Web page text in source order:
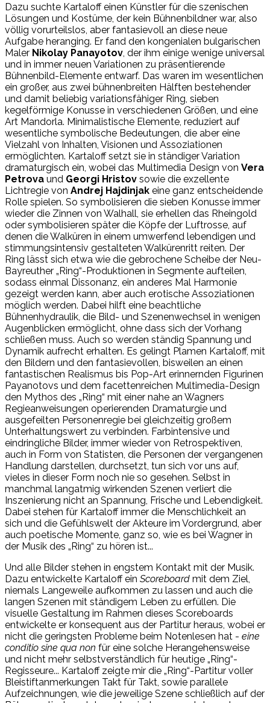
Dazu suchte Kartaloff einen Künstler für die szenischen
Lösungen und Kostüme, der kein Bühnenbildner war, also
völlig vorurteilslos, aber fantasievoll an diese neue
Aufgabe heranging. Er fand den kongenialen bulgarischen
Maler Nikolay Panayotov , der ihm einige wenige universal
und in immer neuen Variationen zu präsentierende
Bühnenbild-Elemente entwarf. Das waren im wesentlichen
ein großer, aus zwei bühnenbreiten Hälften bestehender
und damit beliebig variationsfähiger Ring, sieben
kegelförmige Konusse in verschiedenen Größen, und eine
Art Mandorla. Minimalistische Elemente, reduziert auf
wesentliche symbolische Bedeutungen, die aber eine
Vielzahl von Inhalten, Visionen und Assoziationen
ermöglichten. Kartaloff setzt sie in ständiger Variation
dramaturgisch ein, wobei das Multimedia Design von Vera
Petrova und Georgi Hristov sowie die exzellente
Lichtregie von Andrej Hajdinjak eine ganz entscheidende
Rolle spielen. So symbolisieren die sieben Konusse immer
wieder die Zinnen von Walhall, sie erhellen das Rheingold
oder symbolisieren später die Köpfe der Luftrosse, auf
denen die Walküren in einem umwerfend lebendigen und
stimmungsintensiv gestalteten Walkürenritt reiten. Der
Ring lässt sich etwa wie die gebrochene Scheibe der Neu-
Bayreuther „Ring“-Produktionen in Segmente aufteilen,
sodass einmal Dissonanz, ein anderes Mal Harmonie
gezeigt werden kann, aber auch erotische Assoziationen
möglich werden. Dabei hilft eine beachtliche
Bühnenhydraulik, die Bild- und Szenenwechsel in wenigen
Augenblicken ermöglicht, ohne dass sich der Vorhang
schließen muss. Auch so werden ständig Spannung und
Dynamik aufrecht erhalten. Es gelingt Plamen Kartaloff, mit
den Bildern und den fantasievollen, bisweilen an einen
fantastischen Realismus bis Pop-Art erinnernden Figurinen
Payanotovs und dem facettenreichen Multimedia-Design
den Mythos des „Ring“ mit einer nahe an Wagners
Regieanweisungen operierenden Dramaturgie und
ausgefeilten Personenregie bei gleichzeitig großem
Unterhaltungswert zu verbinden. Farbintensive und
eindringliche Bilder, immer wieder von Retrospektiven,
auch in Form von Statisten, die Personen der vergangenen
Handlung darstellen, durchsetzt, tun sich vor uns auf,
vieles in dieser Form noch nie so gesehen. Selbst in
manchmal langatmig wirkenden Szenen verliert die
Inszenierung nicht an Spannung, Frische und Lebendigkeit.
Dabei stehen für Kartaloff immer die Menschlichkeit an
sich und die Gefühlswelt der Akteure im Vordergrund, aber
auch poetische Momente, ganz so, wie es bei Wagner in
der Musik des „Ring“ zu hören ist...
Und alle Bilder stehen in engstem Kontakt mit der Musik.
Dazu entwickelte Kartaloff ein Scoreboard mit dem Ziel,
niemals Langeweile aufkommen zu lassen und auch die
langen Szenen mit ständigem Leben zu erfüllen. Die
visuelle Gestaltung im Rahmen dieses Scoreboards
entwickelte er konsequent aus der Partitur heraus, wobei er
nicht die geringsten Probleme beim Notenlesen hat - eine
conditio sine qua non für eine solche Herangehensweise
und nicht mehr selbstverständlich für heutige „Ring“-
Regisseure... Kartaloff zeigte mir die „Ring“-Partitur voller
Bleistiftanmerkungen Takt für Takt, sowie parallele
Aufzeichnungen, wie die jeweilige Szene schließlich auf der